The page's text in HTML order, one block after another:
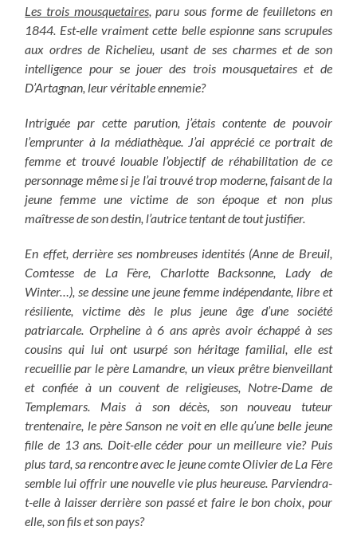
Les trois mousquetaires, paru sous forme de feuilletons en
1844. Est-elle vraiment cette belle espionne sans scrupules
aux ordres de Richelieu, usant de ses charmes et de son
intelligence pour se jouer des trois mousquetaires et de
D’Artagnan, leur véritable ennemie?
Intriguée par cette parution, j’étais contente de pouvoir
l’emprunter à la médiathèque. J’ai apprécié ce portrait de
femme et trouvé louable l’objectif de réhabilitation de ce
personnage même si je l’ai trouvé trop moderne, faisant de la
jeune femme une victime de son époque et non plus
maîtresse de son destin, l’autrice tentant de tout justifier.
En effet, derrière ses nombreuses identités (Anne de Breuil,
Comtesse de La Fère, Charlotte Backsonne, Lady de
Winter…), se dessine une jeune femme indépendante, libre et
résiliente, victime dès le plus jeune âge d’une société
patriarcale. Orpheline à 6 ans après avoir échappé à ses
cousins qui lui ont usurpé son héritage familial, elle est
recueillie par le père Lamandre, un vieux prêtre bienveillant
et confiée à un couvent de religieuses, Notre-Dame de
Templemars. Mais à son décès, son nouveau tuteur
trentenaire, le père Sanson ne voit en elle qu’une belle jeune
fille de 13 ans. Doit-elle céder pour un meilleure vie? Puis
plus tard, sa rencontre avec le jeune comte Olivier de La Fère
semble lui offrir une nouvelle vie plus heureuse. Parviendra-
t-elle à laisser derrière son passé et faire le bon choix, pour
elle, son fils et son pays?